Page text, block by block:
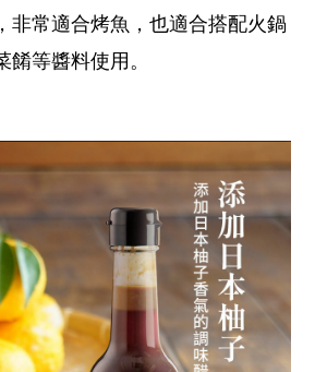
非常適合烤魚，也適合搭配火鍋
餚等醬料使用。